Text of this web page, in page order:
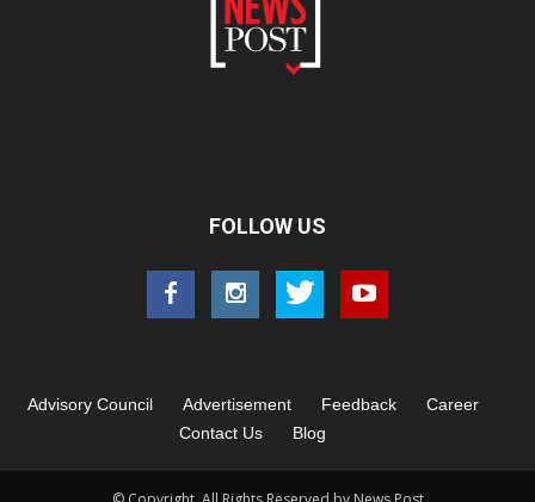
FOLLOW US
Advisory Council Advertisement Feedback
Career
Contact Us
Blog